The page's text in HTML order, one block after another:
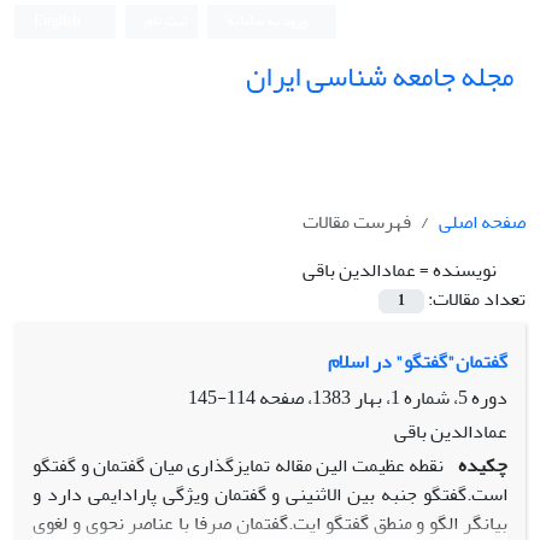
مجله جامعه شناسی ایران
صفحه اصلی
فهرست مقالات
نویسنده =عمادالدین باقی
تعداد مقالات:
1
گفتمان"گفتگو" در اسلام
دوره 5، شماره 1، بهار 1383، صفحه
114-145
عمادالدین باقی
چکیده نقطه عظیمت الین مقاله تمایزگذاری میان گفتمان و گفتگو
است.گفتگو جنبه بین الاثنینی و گفتمان ویژگی پارادایمی دارد و
بیانگر الگو و منطق گفتگو ایت.گفتمان صرفا با عناصر نحوی و لغوی